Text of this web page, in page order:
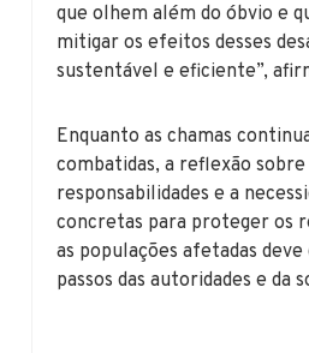
que olhem além do óbvio e
mitigar os efeitos desses
sustentável e eficiente”,
Enquanto as chamas
combatidas, a reflexão sobre
responsabilidades e a
concretas para proteger os
as populações afetadas
passos das autoridades e da